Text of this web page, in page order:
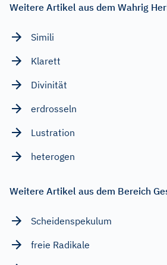
Weitere Artikel aus dem Wahrig
Simili
Klarett
Divinität
erdrosseln
Lustration
heterogen
Weitere Artikel aus dem Bereich
Scheidenspekulum
freie Radikale